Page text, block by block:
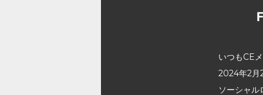
いつもCE
2024年2月
ソーシャ